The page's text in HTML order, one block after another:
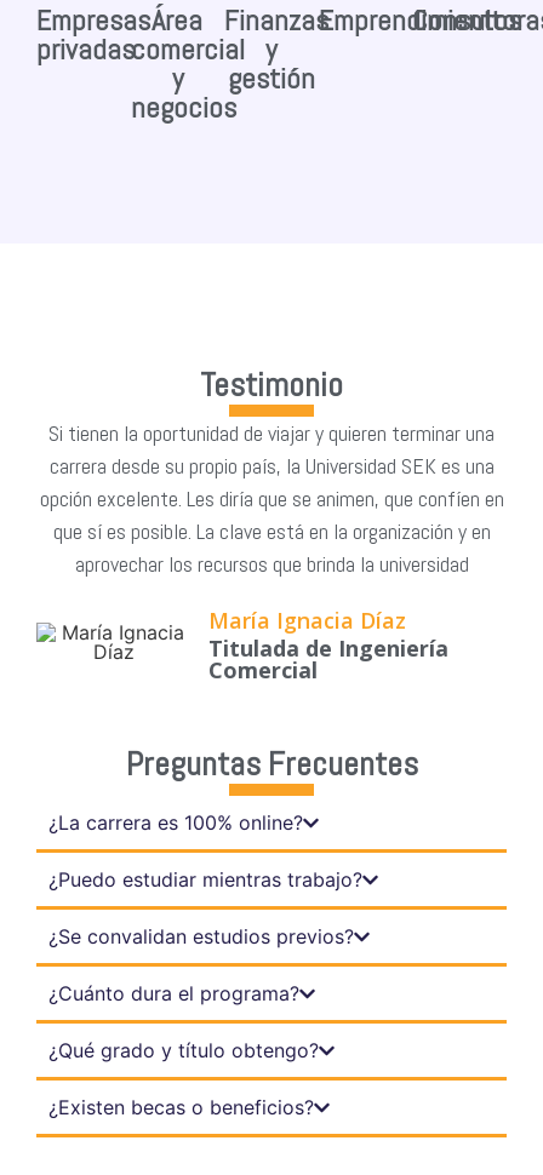
Empresas
privadas
Área
comercial
y
negocios
Finanzas
y
gestión
Emprendimientos
Testimonio
Si tienen la oportunidad de viajar y quieren terminar una
carrera desde su propio país, la Universidad SEK es una
opción excelente. Les diría que se animen, que confíen en
que sí es posible. La clave está en la organización y en
aprovechar los recursos que brinda la universidad
María Ignacia Díaz
Titulada de Ingeniería
Comercial
Preguntas Frecuentes
¿La carrera es 100% online?
¿Puedo estudiar mientras trabajo?
¿Se convalidan estudios previos?
¿Cuánto dura el programa?
¿Qué grado y título obtengo?
¿Existen becas o beneficios?